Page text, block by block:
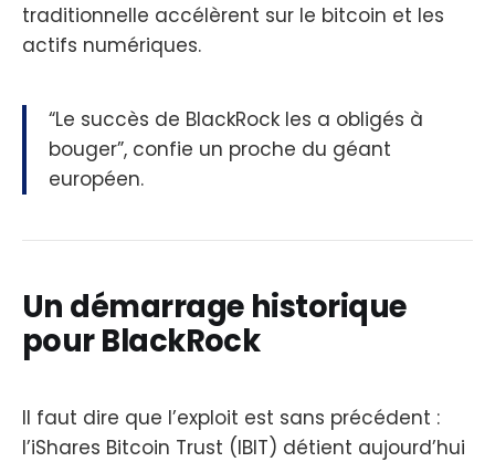
traditionnelle accélèrent sur le bitcoin et les
actifs numériques.
“Le succès de BlackRock les a obligés à
bouger”, confie un proche du géant
européen.
Un démarrage historique
pour BlackRock
Il faut dire que l’exploit est sans précédent :
l’iShares Bitcoin Trust (IBIT) détient aujourd’hui